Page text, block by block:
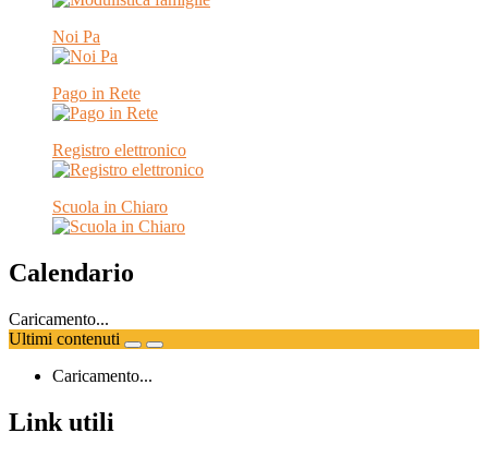
Noi Pa
Pago in Rete
Registro elettronico
Scuola in Chiaro
Calendario
Caricamento...
Ultimi contenuti
Caricamento...
Link utili